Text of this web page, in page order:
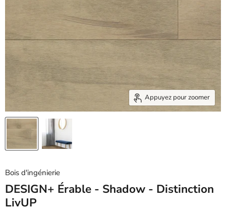
Appuyez pour zoomer
Bois d'ingénierie
DESIGN+ Érable - Shadow - Distinction
LivUP